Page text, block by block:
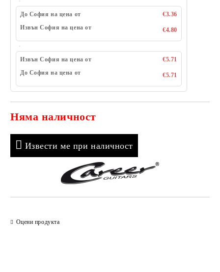
До София на цена от
€3.36
Извън София на цена от
€4.80
Извън София на цена от
€5.71
До София на цена от
€5.71
Няма наличност
Извести ме при наличност
Оцени продукта